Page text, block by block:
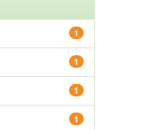
1
1
1
1